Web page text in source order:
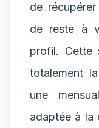
de
de reste à
profil. Cette
totalement
une
adaptée à la